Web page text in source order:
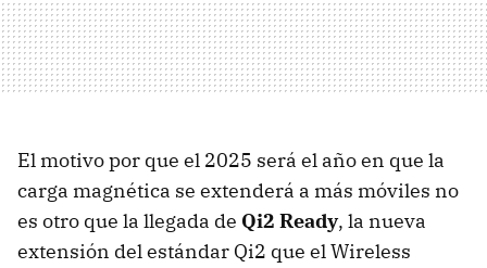
El motivo por que el 2025 será el año en que la
carga magnética se extenderá a más móviles no
es otro que la llegada de Qi2 Ready, la nueva
extensión del estándar Qi2 que el Wireless